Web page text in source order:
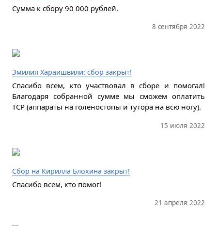
Сумма к сбору 90 000 рублей.
8 сентября 2022
Эмилия Хараишвили: сбор закрыт!
Спасибо всем, кто участвовал в сборе и помогал!
Благодаря собранной сумме мы сможем оплатить
ТСР (аппараты на голеностопы и тутора на всю ногу).
15 июля 2022
Сбор на Кирилла Блохина закрыт!
Спасибо всем, кто помог!
21 апреля 2022